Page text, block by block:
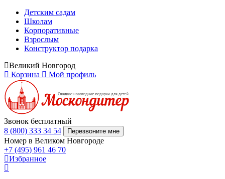
Детским садам
Школам
Корпоративные
Взрослым
Конструктор подарка
Великий Новгород
Корзина
Мой профиль
Звонок бесплатный
8 (800) 333 34 54
Перезвоните мне
Номер в Великом Новгороде
+7 (495) 961 46 70
Избранное